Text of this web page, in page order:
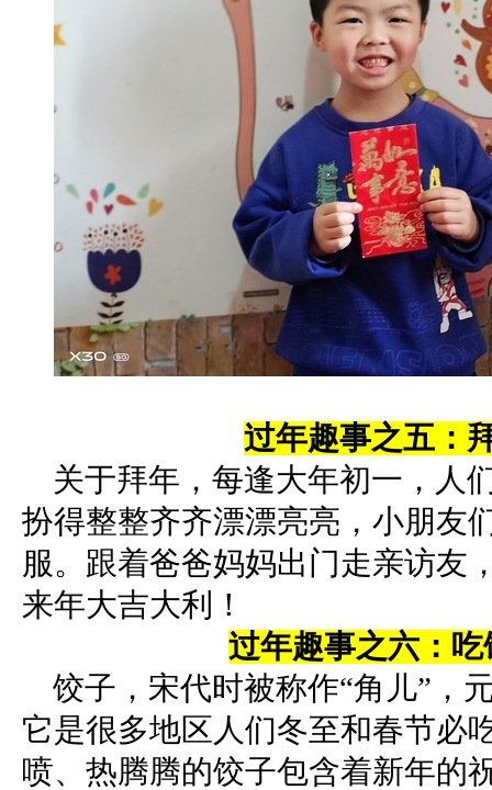
过年趣事之五：
关于拜年，每逢大年初一，人
扮得整整齐齐漂漂亮亮，小朋友
服。跟着爸爸妈妈出门走亲访友
来年大吉大利！
过年趣事之六：吃
饺子，宋代时被称作“角儿”，
它是很多地区人们冬至和春节必
喷、热腾腾的饺子包含着新年的